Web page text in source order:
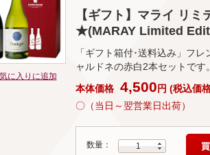
に入りに追加
【ギフト】マライ リ
★(MARAY Limited
「ギフト箱付･送料込み」フ
ャルドネの赤白2本セットです。
本体価格 4,500 円 (税込価
〇（当日～翌営業日出荷）
数量： 1